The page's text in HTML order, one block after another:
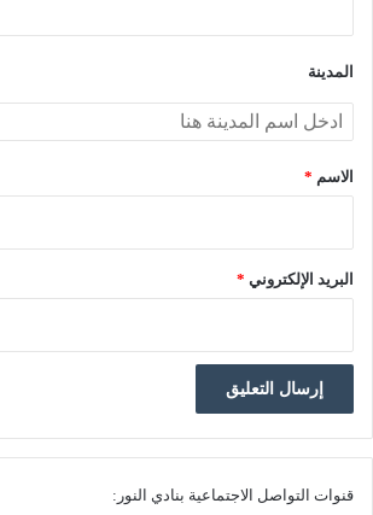
المدينة
الاسم *
البريد الإلكتروني *
قنوات التواصل الاجتماعية بنادي النور: